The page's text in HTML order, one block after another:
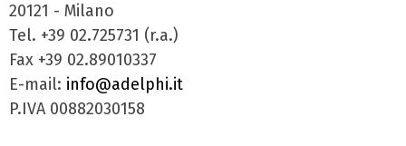
20121 - Milano
Tel. +39 02.725731 (r.a.)
Fax +39 02.89010337
E-mail: info@adelphi.it
P.IVA 00882030158